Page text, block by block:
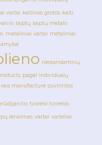
vartai kaltinės grotos kalti
kalvis laiptų laiptų metalo
metaliniai vartai metaliniai
nestandartinių
pagal individualų
rais manufacture suvirintos
tvorelė tvorelės
lenkimas vartai varteliai